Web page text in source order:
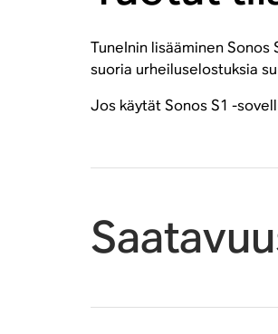
TuneInin lisääminen
suoria urheiluselostuksia
Jos käytät Sonos S1 -